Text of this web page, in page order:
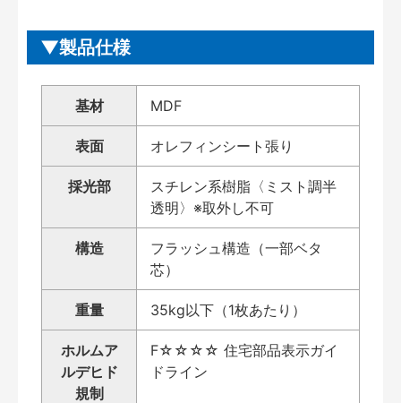
製品仕様
基材 MDF
表面 オレフィンシート張り
採光部
スチレン系樹脂〈ミスト調半
透明〉※取外し不可
構造
フラッシュ構造（一部ベタ
芯）
重量 35kg以下（1枚あたり）
ホルムア
ルデヒド
規制
F☆☆☆☆ 住宅部品表示ガイ
ドライン